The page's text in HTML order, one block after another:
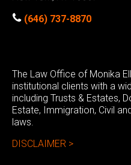
(646) 737-8870
The Law Office of Monika
institutional clients with a
including Trusts & Estates,
Estate, Immigration, Civil
laws.
DISCLAIMER >